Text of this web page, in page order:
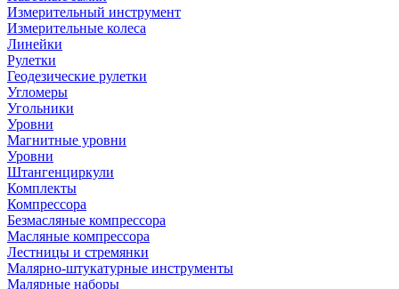
Измерительный инструмент
Измерительные колеса
Линейки
Рулетки
Геодезические рулетки
Угломеры
Угольники
Уровни
Магнитные уровни
Уровни
Штангенциркули
Комплекты
Компрессора
Безмасляные компрессора
Масляные компрессора
Лестницы и стремянки
Малярно-штукатурные инструменты
Малярные наборы